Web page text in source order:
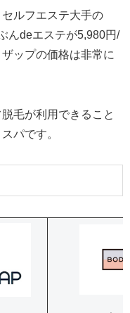
ルフエステ大手の
んdeエステが5,980円/
ップの価格は非常に
毛が利用できること
パです。